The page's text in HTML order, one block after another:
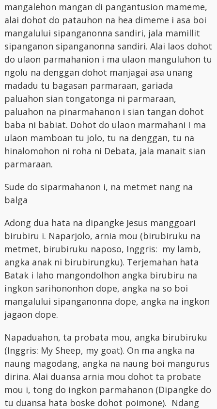
mangalehon mangan di pangantusion mameme,
alai dohot do patauhon na hea dimeme i asa boi
mangalului sipanganonna sandiri, jala mamillit
sipanganon sipanganonna sandiri. Alai laos dohot
do ulaon parmahanion i ma ulaon manguluhon tu
ngolu na denggan dohot manjagai asa unang
madadu tu bagasan parmaraan, gariada
paluahon sian tongatonga ni parmaraan,
paluahon na pinarmahanon i sian tangan dohot
baba ni babiat. Dohot do ulaon marmahani I ma
ulaon mamboan tu jolo, tu na denggan, tu na
hinalomohon ni roha ni Debata, jala manait sian
parmaraan.
Sude do siparmahanon i, na metmet nang na
balga
Adong dua hata na dipangke Jesus manggoari
birubiru i. Naparjolo, arnia mou (birubiruku na
metmet, birubiruku naposo, Inggris: my lamb,
angka anak ni birubirungku). Terjemahan hata
Batak i laho mangondolhon angka birubiru na
ingkon sarihononhon dope, angka na so boi
mangalului sipanganonna dope, angka na ingkon
jagaon dope.
Napaduahon, ta probata mou, angka birubiruku
(Inggris: My Sheep, my goat). On ma angka na
naung magodang, angka na naung boi mangurus
dirina. Alai duansa arnia mou dohot ta probate
mou i, tong do ingkon parmahanon (Dipangke do
tu duansa hata boske dohot poimone). Ndang